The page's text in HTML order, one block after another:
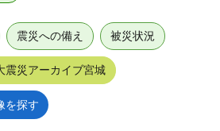
震災への備え 被災状況
震災アーカイブ宮城
を探す